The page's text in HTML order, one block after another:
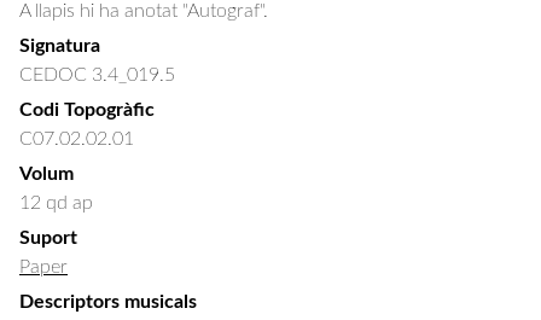
A llapis hi ha anotat "Autograf".
Signatura
CEDOC 3.4_019.5
Codi Topogràfic
C07.02.02.01
Volum
12 qd ap
Suport
Paper
Descriptors musicals